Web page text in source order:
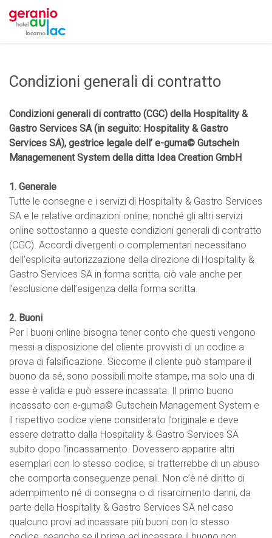
Condizioni generali di contratto
Condizioni generali di contratto (CGC) della Hospitality &
Gastro Services SA (in seguito: Hospitality & Gastro
Services SA), gestrice legale dell’ e-guma© Gutschein
Managemenent System della ditta Idea Creation GmbH
1. Generale
Tutte le consegne e i servizi di Hospitality & Gastro Services
SA e le relative ordinazioni online, nonché gli altri servizi
online sottostanno a queste condizioni generali di contratto
(CGC). Accordi divergenti o complementari necessitano
dell’esplicita autorizzazione della direzione di Hospitality &
Gastro Services SA in forma scritta, ciò vale anche per
l’esclusione dell’esigenza della forma scritta.
2. Buoni
Per i buoni online bisogna tener conto che questi vengono
messi a disposizione del cliente provvisti di un codice a
prova di falsificazione. Siccome il cliente può stampare il
buono da sé, sono possibili molte stampe, ma solo una di
esse è valida e può essere incassata. Il primo buono
incassato con e-guma© Gutschein Management System e
il rispettivo codice viene considerato l’originale e deve
essere detratto dalla Hospitality & Gastro Services SA
subito dopo l’incassamento. Dovessero apparire altri
esemplari con lo stesso codice, si tratterrebbe di un abuso
che comporta conseguenze penali. Non c’è né diritto di
adempimento né di consegna o di risarcimento danni, da
parte della Hospitality & Gastro Services SA nel caso
qualcuno provi ad incassare più buoni con lo stesso